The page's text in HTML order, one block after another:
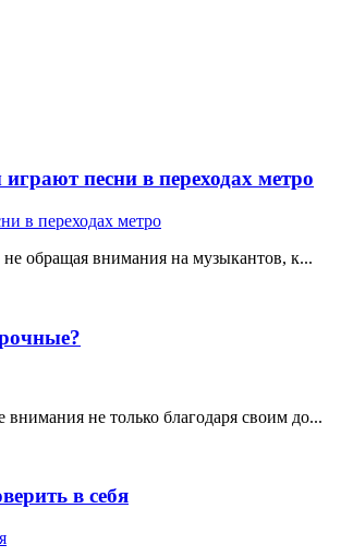
песни в переходах метро
обращая внимания на музыкантов, к...
не только благодаря своим до...
в себя